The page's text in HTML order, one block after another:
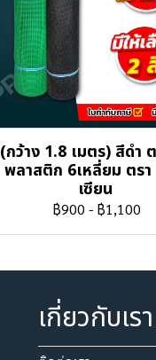
(กว้าง 1.8 เมตร) สีดำ
พลาสติก 6เหลี่ยม ตร
เซียน
฿900 - ฿1,100
เกี่ยวกับเรา